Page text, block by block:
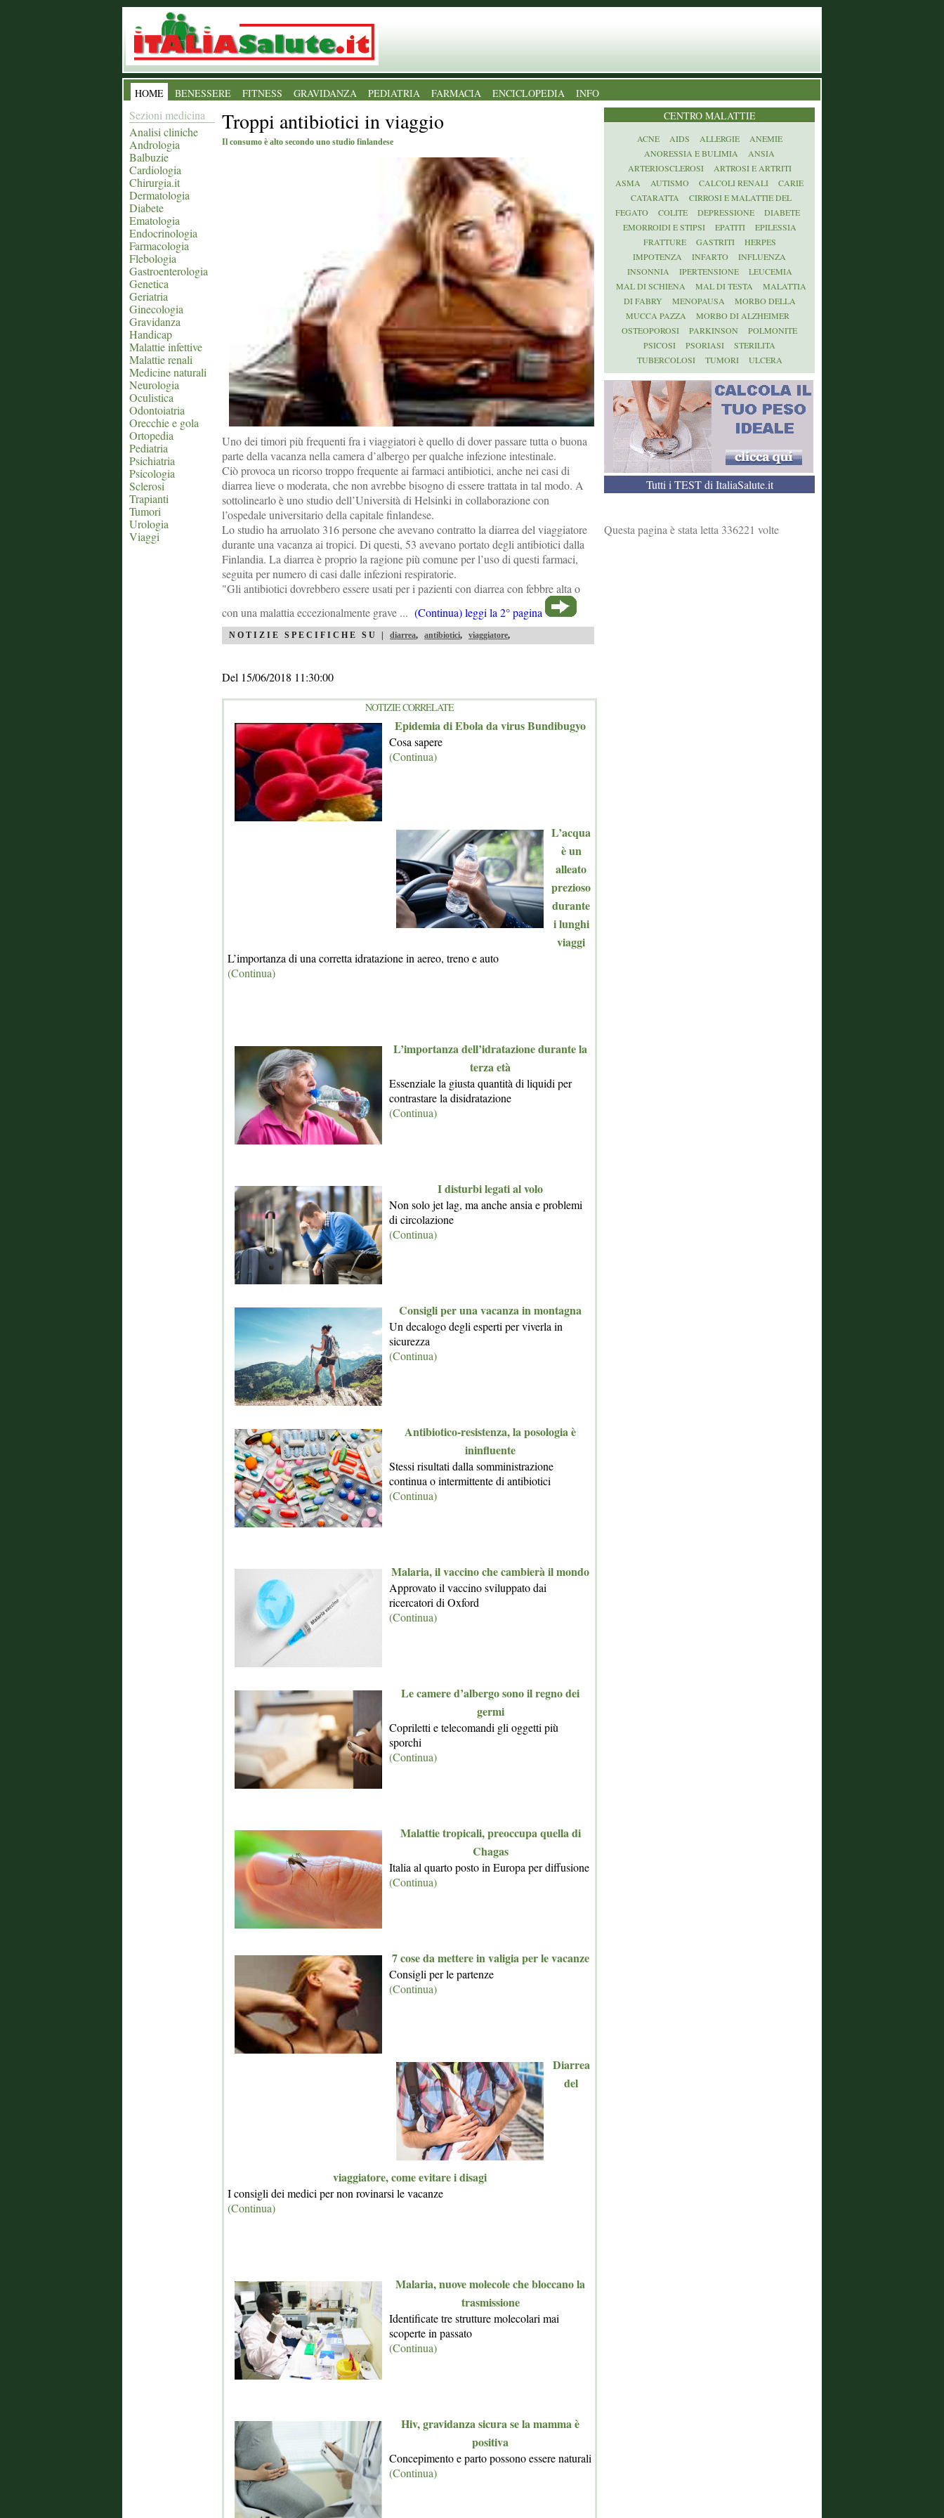
HOME BENESSERE FITNESS GRAVIDANZA PEDIATRIA FARMACIA ENCICLOPEDIA INFO
Sezioni medicina
Analisi cliniche
Andrologia
Balbuzie
Cardiologia
Chirurgia.it
Dermatologia
Diabete
Ematologia
Endocrinologia
Farmacologia
Flebologia
Gastroenterologia
Genetica
Geriatria
Ginecologia
Gravidanza
Handicap
Malattie infettive
Malattie renali
Medicine naturali
Neurologia
Oculistica
Odontoiatria
Orecchie e gola
Ortopedia
Pediatria
Psichiatria
Psicologia
Sclerosi
Trapianti
Tumori
Urologia
Viaggi
Troppi antibiotici in viaggio
Il consumo è alto secondo uno studio finlandese
Uno dei timori più frequenti fra i viaggiatori è quello di dover passare tutta o buona
parte della vacanza nella camera d’albergo per qualche infezione intestinale.
Ciò provoca un ricorso troppo frequente ai farmaci antibiotici, anche nei casi di
diarrea lieve o moderata, che non avrebbe bisogno di essere trattata in tal modo. A
sottolinearlo è uno studio dell’Università di Helsinki in collaborazione con
l’ospedale universitario della capitale finlandese.
Lo studio ha arruolato 316 persone che avevano contratto la diarrea del viaggiatore
durante una vacanza ai tropici. Di questi, 53 avevano portato degli antibiotici dalla
Finlandia. La diarrea è proprio la ragione più comune per l’uso di questi farmaci,
seguita per numero di casi dalle infezioni respiratorie.
"Gli antibiotici dovrebbero essere usati per i pazienti con diarrea con febbre alta o
con una malattia eccezionalmente grave ... (Continua) leggi la 2° pagina
NOTIZIE SPECIFICHE SU | diarrea, antibiotici, viaggiatore,
Del 15/06/2018 11:30:00
NOTIZIE CORRELATE
Epidemia di Ebola da virus Bundibugyo
Cosa sapere
(Continua)
L’acqua
è un
alleato
prezioso
durante
i lunghi
viaggi
L’importanza di una corretta idratazione in aereo, treno e auto
(Continua)
L’importanza dell’idratazione durante la
terza età
Essenziale la giusta quantità di liquidi per
contrastare la disidratazione
(Continua)
I disturbi legati al volo
Non solo jet lag, ma anche ansia e problemi
di circolazione
(Continua)
Consigli per una vacanza in montagna
Un decalogo degli esperti per viverla in
sicurezza
(Continua)
Antibiotico-resistenza, la posologia è
ininfluente
Stessi risultati dalla somministrazione
continua o intermittente di antibiotici
(Continua)
Malaria, il vaccino che cambierà il mondo
Approvato il vaccino sviluppato dai
ricercatori di Oxford
(Continua)
Le camere d’albergo sono il regno dei
germi
Copriletti e telecomandi gli oggetti più
sporchi
(Continua)
Malattie tropicali, preoccupa quella di
Chagas
Italia al quarto posto in Europa per diffusione
(Continua)
7 cose da mettere in valigia per le vacanze
Consigli per le partenze
(Continua)
Diarrea
del
viaggiatore, come evitare i disagi
I consigli dei medici per non rovinarsi le vacanze
(Continua)
Malaria, nuove molecole che bloccano la
trasmissione
Identificate tre strutture molecolari mai
scoperte in passato
(Continua)
Hiv, gravidanza sicura se la mamma è
positiva
Concepimento e parto possono essere naturali
(Continua)
CENTRO MALATTIE
ACNE AIDS ALLERGIE
ANEMIE
ANORESSIA E BULIMIA
ANSIA
ARTERIOSCLEROSI
ARTROSI E ARTRITI
ASMA
AUTISMO CALCOLI RENALI
CARIE
CATARATTA
CIRROSI E MALATTIE DEL
FEGATO
COLITE DEPRESSIONE
DIABETE
EMORROIDI E STIPSI
EPATITI
EPILESSIA
FRATTURE
GASTRITI
HERPES
IMPOTENZA
INFARTO
INFLUENZA
INSONNIA
IPERTENSIONE
LEUCEMIA
MAL DI SCHIENA
MAL DI TESTA
MALATTIA
DI FABRY
MENOPAUSA
MORBO DELLA
MUCCA PAZZA
MORBO DI ALZHEIMER
OSTEOPOROSI
PARKINSON
POLMONITE
PSICOSI
PSORIASI
STERILITA
TUBERCOLOSI
TUMORI ULCERA
Tutti i TEST di ItaliaSalute.it
Questa pagina è stata letta 336221 volte